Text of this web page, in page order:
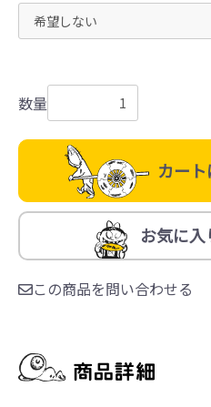
数量
カー
お気に
この商品を問い合わせる